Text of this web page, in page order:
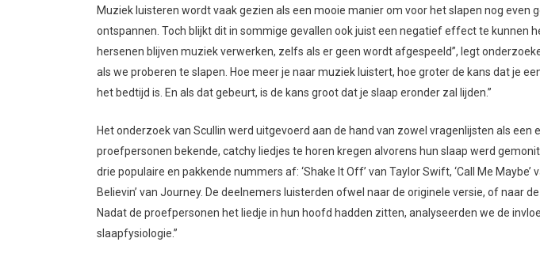
Muziek luisteren wordt vaak gezien als een mooie manier om voor het slapen nog even
ontspannen. Toch blijkt dit in sommige gevallen ook juist een negatief effect te kunnen
hersenen blijven muziek verwerken, zelfs als er geen wordt afgespeeld”, legt
als we proberen te slapen. Hoe meer je naar muziek luistert, hoe groter de kans dat je
het bedtijd is. En als dat gebeurt, is de kans groot dat je slaap eronder zal lijden.”
Het onderzoek van Scullin werd uitgevoerd aan de hand van zowel vragenlijsten als een
proefpersonen bekende, catchy liedjes te horen kregen alvorens hun slaap werd
drie populaire en pakkende nummers af: ‘Shake It Off’ van Taylor Swift, ‘Call Me Maybe’
Believin’ van Journey. De deelnemers luisterden ofwel naar de originele versie, of naar
Nadat de proefpersonen het liedje in hun hoofd hadden zitten, analyseerden we de
slaapfysiologie.”